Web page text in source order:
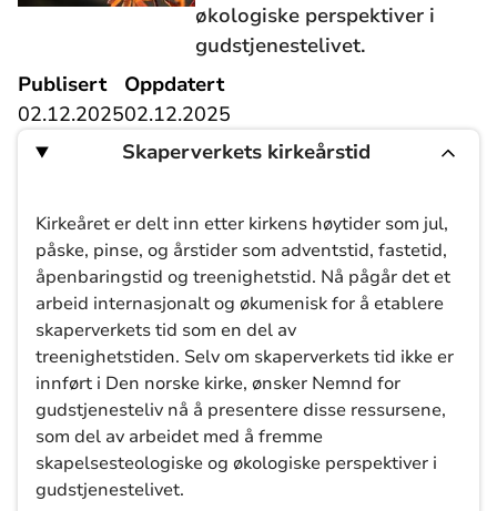
økologiske perspektiver i
gudstjenestelivet.
Publisert
02.12.2025
Oppdatert
02.12.2025
Skaperverkets kirkeårstid
Kirkeåret er delt inn etter kirkens høytider som jul,
påske, pinse, og årstider som adventstid, fastetid,
åpenbaringstid og treenighetstid. Nå pågår det et
arbeid internasjonalt og økumenisk for å etablere
skaperverkets tid som en del av
treenighetstiden. Selv om skaperverkets tid ikke er
innført i Den norske kirke, ønsker Nemnd for
gudstjenesteliv nå å presentere disse ressursene,
som del av arbeidet med å fremme
skapelsesteologiske og økologiske perspektiver i
gudstjenestelivet.